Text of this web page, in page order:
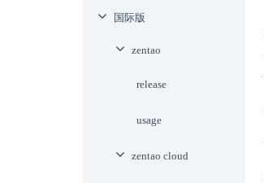
国际版
zentao
release
usage
zentao cloud